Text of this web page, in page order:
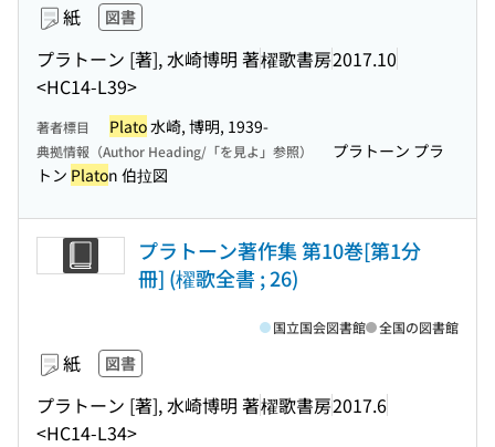
紙 図書
プラトーン [著], 水崎博明 著櫂歌書房2017.10
<HC14-L39>
著者標目 Plato水崎, 博明, 1939-
典拠情報（Author Heading/「を見よ」参照）
プラトーン プラ
トン Platon 伯拉図
プラトーン著作集 第10巻[第1分
冊] (櫂歌全書 ; 26)
紙 図書
プラトーン [著], 水崎博明 著櫂歌書房2017.6
<HC14-L34>
国立国会図書館 全国の図書館